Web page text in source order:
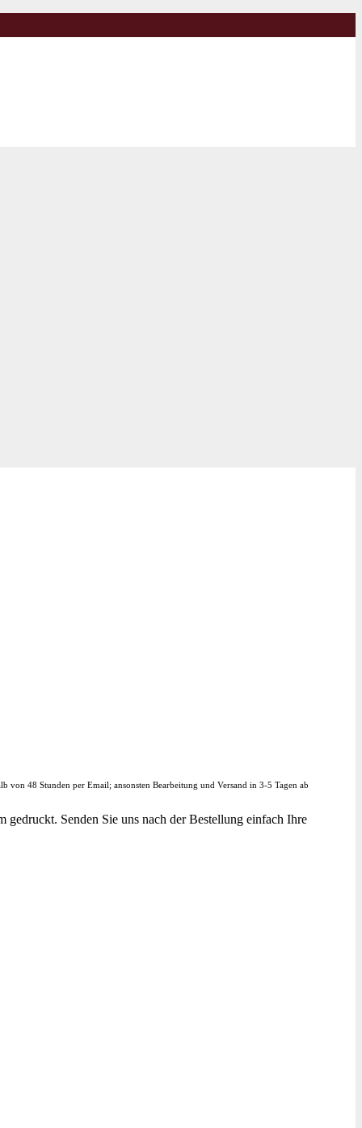
von 48 Stunden per Email; ansonsten Bearbeitung und Versand in 3-5 Tagen ab
Senden Sie uns nach der Bestellung einfach Ihre